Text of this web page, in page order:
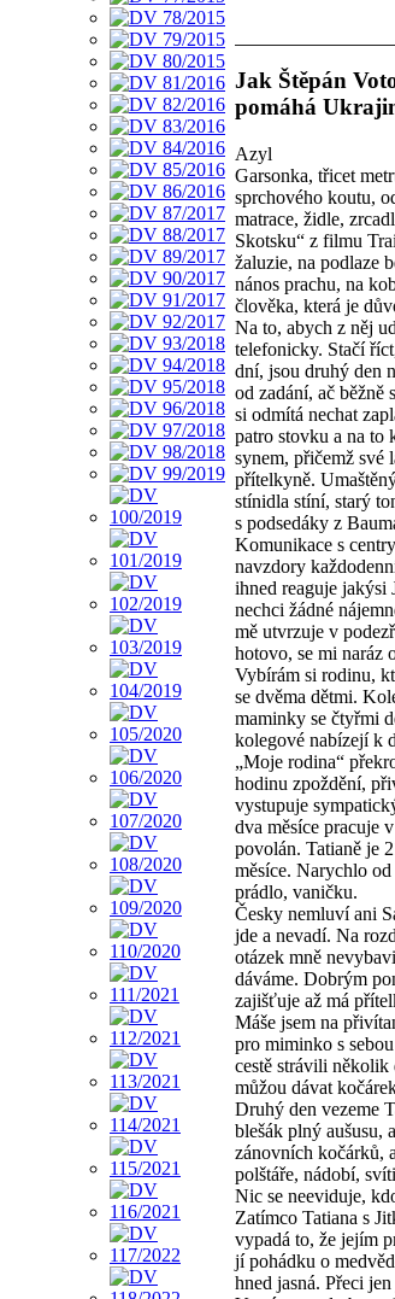
Jak Štěpán
pomáhá
Azyl
Garsonka, třicet
sprchového koutu,
matrace, židle,
Skotsku“ z filmu
žaluzie, na podlaze
nános prachu, na
člověka, která je
Na to, abych z něj
telefonicky. Stačí
dní, jsou druhý den
od zadání, ač běžně
si odmítá nechat
patro stovku a na to
synem, přičemž své
přítelkyně.
stínidla stíní, starý
s podsedáky z
Komunikace s
navzdory
ihned reaguje
nechci žádné
mě utvrzuje v
hotovo, se mi naráz
Vybírám si rodinu,
se dvěma dětmi.
maminky se čtyřmi
kolegové nabízejí k
„Moje rodina“
hodinu zpoždění,
vystupuje
dva měsíce pracuje
povolán. Tatianě je
měsíce. Narychlo
prádlo, vaničku.
Česky nemluví ani
jde a nevadí. Na
otázek mně
dáváme. Dobrým
zajišťuje až má
Máše jsem na
pro miminko s
cestě strávili několik
můžou dávat
Druhý den vezeme
blešák plný aušusu,
zánovních kočárků,
polštáře, nádobí,
Nic se neeviduje,
Zatímco Tatiana s
vypadá to, že jejím
jí pohádku o
hned jasná. Přeci